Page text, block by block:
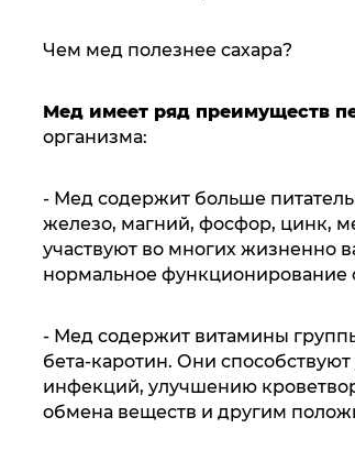
Чем мед полезнее сахара?
Мед имеет ряд преимуществ
организма:
- Мед содержит больше
железо, магний, фосфор, цинк,
участвуют во многих жизненно
нормальное функционирование
- Мед содержит витамины
бета-каротин. Они
инфекций, улучшению
обмена веществ и другим